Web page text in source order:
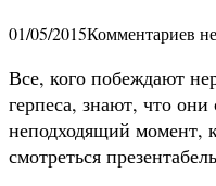
01/05/2015Комментариев
Все, кого побеждают
герпеса, знают, что
неподходящий момент,
смотреться